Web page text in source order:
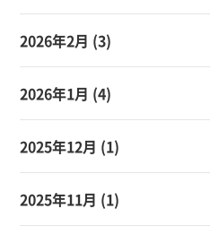
2026年2月 (3)
2026年1月 (4)
2025年12月 (1)
2025年11月 (1)